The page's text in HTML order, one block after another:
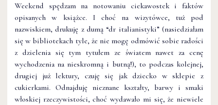
Weekend spędzam na notowaniu ciekawostek i faktów
opisanych w książce. I choć na wizytówce, tuż pod
nazwiskiem, drukuję z dumą “dr italianistyki” (nasiedziałam
się w bibliotekach tyle, że nie mogę odmówić sobie radości
z dzielenia się tym tytułem ze światem nawet za cenę
wychodzenia na nieskromną i butną!), to podczas kolejnej,
drugiej już lektury, czuję się jak dziecko w sklepie z
cukierkami. Odnajduję nieznane kształty, barwy i smaki
włoskiej rzeczywistości, choć wydawało mi się, że niewiele